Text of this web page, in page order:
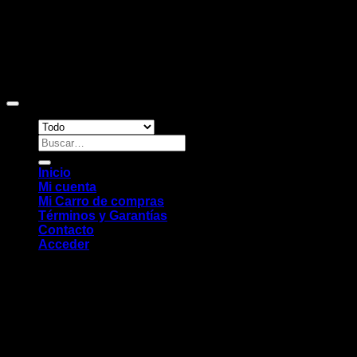
Buscar
por:
Inicio
Mi cuenta
Mi Carro de compras
Términos y Garantías
Contacto
Acceder